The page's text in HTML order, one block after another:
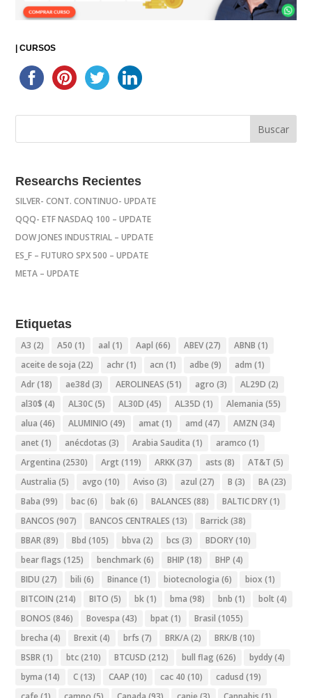
|CURSOS
Researchs Recientes
SILVER- CONT. CONTINUO- UPDATE
QQQ- ETF NASDAQ 100 – UPDATE
DOW JONES INDUSTRIAL – UPDATE
ES_F – FUTURO SPX 500 – UPDATE
META – UPDATE
Etiquetas
A3 (2) A50 (1) aal (1) Aapl (66) ABEV(27) ABNB (1)
aceite de soja (22) achr(1) acn (1) adbe (9) adm (1)
Adr(18) ae38d (3) AEROLINEAS (51) agro (3) AL29D (2)
al30$ (4) AL30C(5) AL30D (45) AL35D (1) Alemania (55)
alua (46) ALUMINIO (49) amat (1) amd (47) AMZN (34)
anet (1) anécdotas (3) Arabia Saudita (1) aramco (1)
Argentina (2530) Argt (119) ARKK(37) asts (8) AT&T (5)
Australia (5) avgo (10) Aviso (3) azul (27) B (3) BA(23)
Baba (99) bac(6) bak(6) BALANCES (88) BALTIC DRY(1)
BANCOS (907) BANCOS CENTRALES (13) Barrick(38)
BBAR(89) Bbd (105) bbva (2) bcs (3) BDORY(10)
bear flags (125) benchmark(6) BHIP (18) BHP (4)
BIDU (27) bili (6) Binance (1) biotecnologia (6) biox (1)
BITCOIN (214) BITO (5) bk(1) bma (98) bnb (1) bolt (4)
BONOS (846) Bovespa (43) bpat (1) Brasil (1055)
brecha (4) Brexit (4) brfs (7) BRK/A(2) BRK/B (10)
BSBR(1) btc(210) BTCUSD (212) bull flag (626) byddy(4)
byma (14) C(13) CAAP (10) cac 40 (10) cadusd (19)